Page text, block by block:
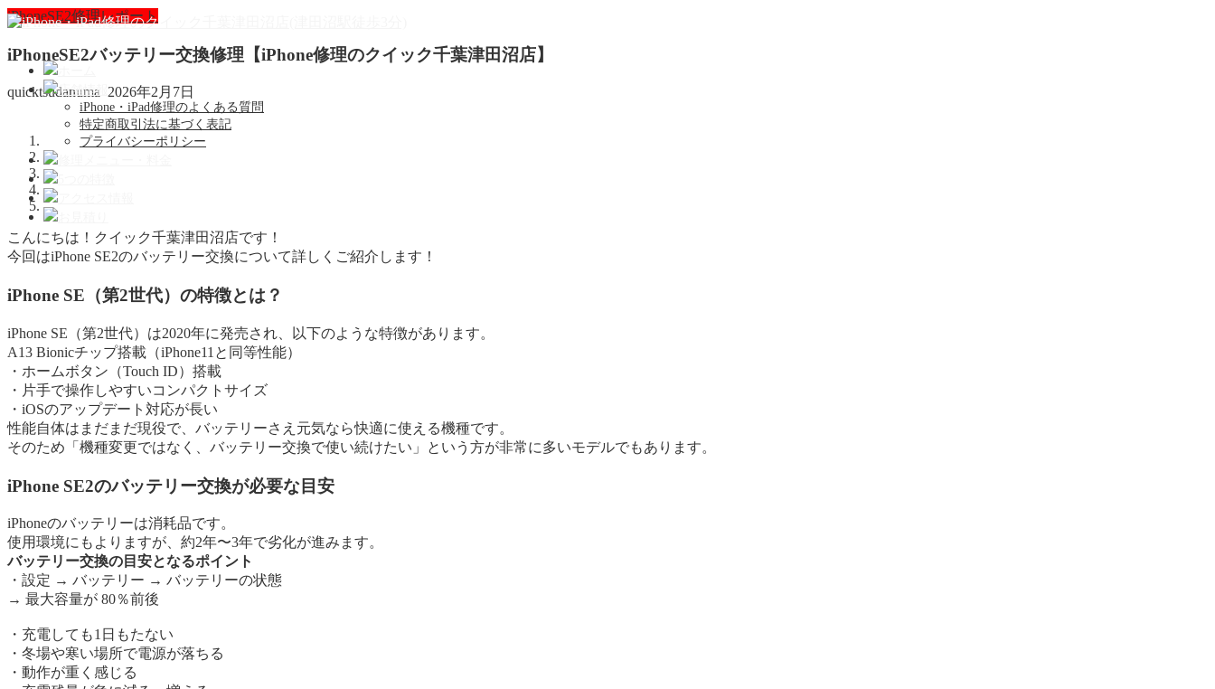
店舗情報
iPhone・iPad修理のよくある質問
特定商取引法に基づく表記
プライバシーポリシー
iPhoneSE2修理レポート
iPhoneSE2バッテリー交換修理【iPhone修理のクイック千葉津田沼店】
quicktsudanuma 2026年2月7日
こんにちは！クイック千葉津田沼店です！
今回はiPhone SE2のバッテリー交換について詳しくご紹介します！
iPhone SE（第2世代）の特徴とは？
iPhone SE（第2世代）は2020年に発売され、以下のような特徴があります。
A13 Bionicチップ搭載（iPhone11と同等性能）
・ホームボタン（Touch ID）搭載
・片手で操作しやすいコンパクトサイズ
・iOSのアップデート対応が長い
性能自体はまだまだ現役で、バッテリーさえ元気なら快適に使える機種です。
そのため「機種変更ではなく、バッテリー交換で使い続けたい」という方が非常に多いモデルでもあります。
iPhone SE2のバッテリー交換が必要な目安
iPhoneのバッテリーは消耗品です。
使用環境にもよりますが、約2年〜3年で劣化が進みます。
バッテリー交換の目安となるポイント
・設定 → バッテリー → バッテリーの状態
→ 最大容量が 80％前後
・充電しても1日もたない
・冬場や寒い場所で電源が落ちる
・動作が重く感じる